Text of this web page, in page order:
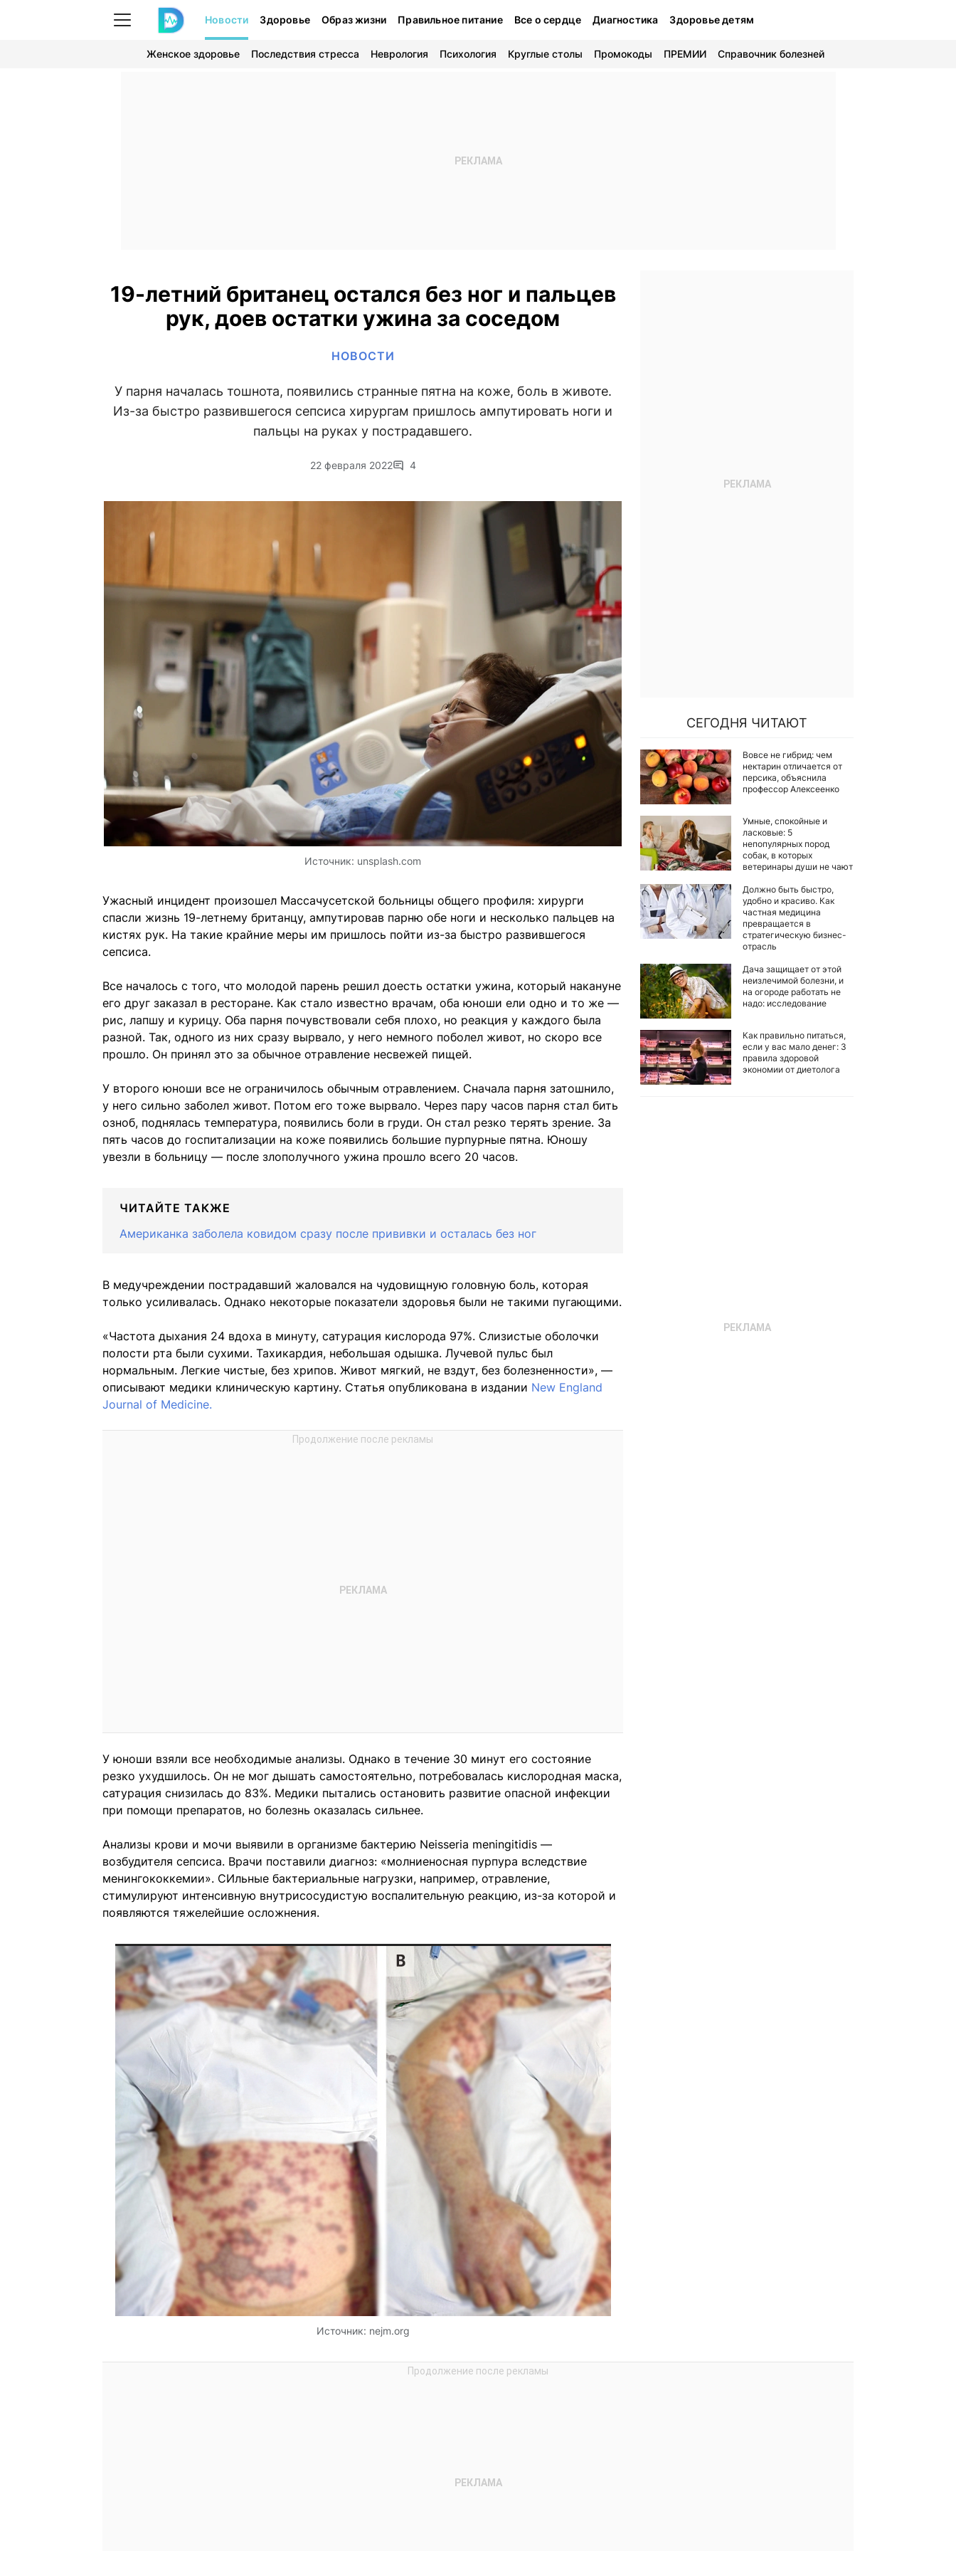
Новости Здоровье Образ жизни Правильное питание Все о сердце Диагностика Здоровье детям
Женское здоровье Последствия стресса Неврология Психология Круглые столы Промокоды ПРЕМИИ Справочник болезней
19-летний британец остался без ног и пальцев
рук, доев остатки ужина за соседом
НОВОСТИ
У парня началась тошнота, появились странные пятна на коже, боль в животе.
Из-за быстро развившегося сепсиса хирургам пришлось ампутировать ноги и
пальцы на руках у пострадавшего.
22 февраля 2022 4
Источник: unsplash.com
Ужасный инцидент произошел Массачусетской больницы общего профиля: хирурги
спасли жизнь 19-летнему британцу, ампутировав парню обе ноги и несколько пальцев на
кистях рук. На такие крайние меры им пришлось пойти из-за быстро развившегося
сепсиса.
Все началось с того, что молодой парень решил доесть остатки ужина, который накануне
его друг заказал в ресторане. Как стало известно врачам, оба юноши ели одно и то же —
рис, лапшу и курицу. Оба парня почувствовали себя плохо, но реакция у каждого была
разной. Так, одного из них сразу вырвало, у него немного поболел живот, но скоро все
прошло. Он принял это за обычное отравление несвежей пищей.
У второго юноши все не ограничилось обычным отравлением. Сначала парня затошнило,
у него сильно заболел живот. Потом его тоже вырвало. Через пару часов парня стал бить
озноб, поднялась температура, появились боли в груди. Он стал резко терять зрение. За
пять часов до госпитализации на коже появились большие пурпурные пятна. Юношу
увезли в больницу — после злополучного ужина прошло всего 20 часов.
ЧИТАЙТЕ ТАКЖЕ
Американка заболела ковидом сразу после прививки и осталась без ног
В медучреждении пострадавший жаловался на чудовищную головную боль, которая
только усиливалась. Однако некоторые показатели здоровья были не такими пугающими.
«Частота дыхания 24 вдоха в минуту, сатурация кислорода 97%. Слизистые оболочки
полости рта были сухими. Тахикардия, небольшая одышка. Лучевой пульс был
нормальным. Легкие чистые, без хрипов. Живот мягкий, не вздут, без болезненности», —
описывают медики клиническую картину. Статья опубликована в издании New England
Journal of Medicine.
У юноши взяли все необходимые анализы. Однако в течение 30 минут его состояние
резко ухудшилось. Он не мог дышать самостоятельно, потребовалась кислородная маска,
сатурация снизилась до 83%. Медики пытались остановить развитие опасной инфекции
при помощи препаратов, но болезнь оказалась сильнее.
Анализы крови и мочи выявили в организме бактерию Neisseriа meningitidis —
возбудителя сепсиса. Врачи поставили диагноз: «молниеносная пурпура вследствие
менингококкемии». СИльные бактериальные нагрузки, например, отравление,
стимулируют интенсивную внутрисосудистую воспалительную реакцию, из-за которой и
появляются тяжелейшие осложнения.
Источник: nejm.org
СЕГОДНЯ ЧИТАЮТ
Вовсе не гибрид: чем
нектарин отличается от
персика, объяснила
профессор Алексеенко
Умные, спокойные и
ласковые: 5
непопулярных пород
собак, в которых
ветеринары души не чают
Должно быть быстро,
удобно и красиво. Как
частная медицина
превращается в
стратегическую бизнес-
отрасль
Дача защищает от этой
неизлечимой болезни, и
на огороде работать не
надо: исследование
Как правильно питаться,
если у вас мало денег: 3
правила здоровой
экономии от диетолога